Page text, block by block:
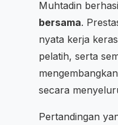
Muhtadin
bersama.
nyata kerja
pelatih, serta
secara
Pertandingan